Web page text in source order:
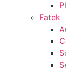
Fatek